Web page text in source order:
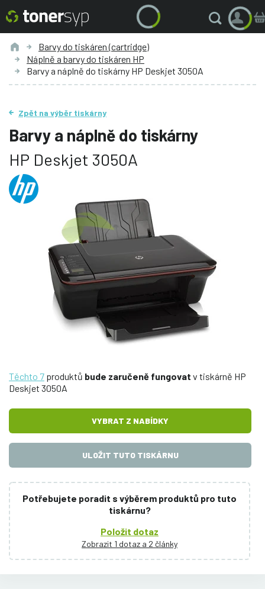
Barvy do tiskáren (cartridge)
Náplně a barvy do tiskáren HP
Barvy a náplně do tiskárny HP Deskjet 3050A
Zpět na výběr tiskárny
Barvy a náplně do tiskárny
HP Deskjet 3050A
Těchto 7 produktů bude zaručeně fungovat v tiskárně HP
Deskjet 3050A
VYBRAT Z NABÍDKY
ULOŽIT TUTO TISKÁRNU
Potřebujete poradit s výběrem produktů pro tuto
tiskárnu?
Položit dotaz
Zobrazit 1 dotaz a 2 články